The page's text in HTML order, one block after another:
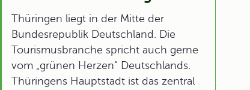
Thüringen liegt in der Mitte der
Bundesrepublik Deutschland. Die
Tourismusbranche spricht auch gerne
vom „grünen Herzen“ Deutschlands.
Thüringens Hauptstadt ist das zentral